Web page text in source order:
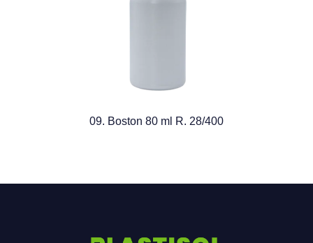
09. Boston 80 ml R. 28/400